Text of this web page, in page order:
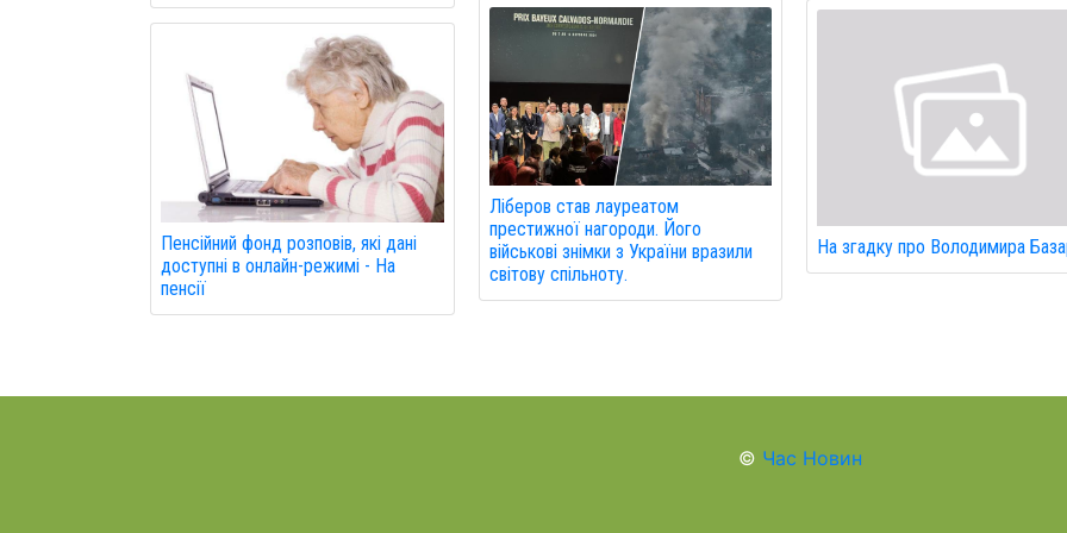
Пенсійний фонд розповів, які дані
доступні в онлайн-режимі - На
пенсії
Ліберов став лауреатом
престижної нагороди. Його
військові знімки з України вразили
світову спільноту.
На згадку про Володимира
© Час Новин